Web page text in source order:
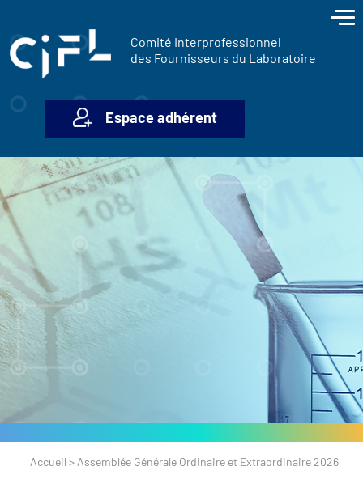
Comité Interprofessionnel
des Fournisseurs du Laboratoire
Espace adhérent
Accueil > Assemblée Générale Ordinaire et Extraordinaire 2026